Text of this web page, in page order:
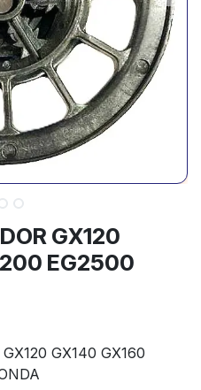
GX120
EG2500
GX140 GX160